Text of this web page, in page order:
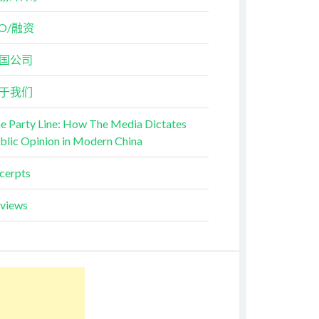
融资
公司
我们
Party Line: How The Media Dictates
Opinion in Modern China